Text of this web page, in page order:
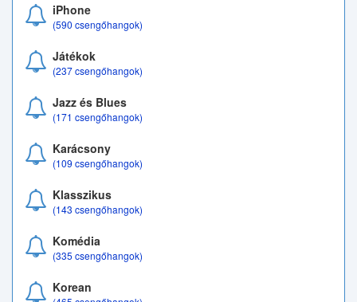
iPhone
(590 csengőhangok)
Játékok
(237 csengőhangok)
Jazz és Blues
(171 csengőhangok)
Karácsony
(109 csengőhangok)
Klasszikus
(143 csengőhangok)
Komédia
(335 csengőhangok)
Korean